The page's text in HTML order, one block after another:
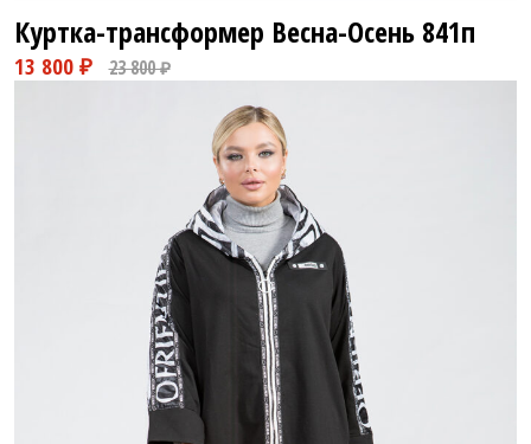
Куртка-трансформер Весна-Осень 841п